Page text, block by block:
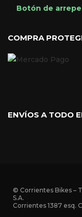
Botón de
COMPRA
ENVÍOS A TODO
© Corrientes Bikes –
S.A.
Corrientes 1387 esq.